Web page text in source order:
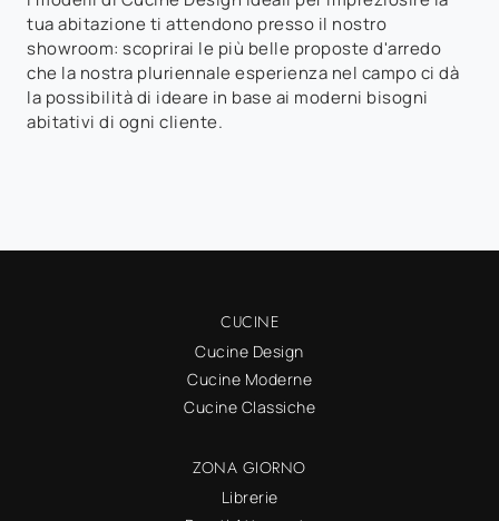
tua abitazione ti attendono presso il nostro
showroom: scoprirai le più belle proposte d'arredo
che la nostra pluriennale esperienza nel campo ci dà
la possibilità di ideare in base ai moderni bisogni
abitativi di ogni cliente.
CUCINE
Cucine Design
Cucine Moderne
Cucine Classiche
ZONA GIORNO
Librerie